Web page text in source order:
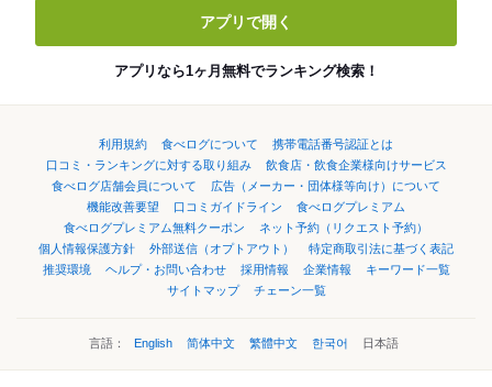
アプリで開く
アプリなら1ヶ月無料でランキング検索！
利用規約 食べログについて
携帯電話番号認証とは
口コミ・ランキングに対する取り組み
飲食店・飲食企業様向けサービス
食べログ店舗会員について
広告（メーカー・団体様等向け）について
機能改善要望
口コミガイドライン
食べログプレミアム
食べログプレミアム無料クーポン
ネット予約（リクエスト予約）
個人情報保護方針
外部送信（オプトアウト）
特定商取引法に基づく表記
推奨環境
ヘルプ・お問い合わせ 採用情報 企業情報
キーワード一覧
サイトマップ
チェーン一覧
言語： English 简体中文 繁體中文 한국어 日本語